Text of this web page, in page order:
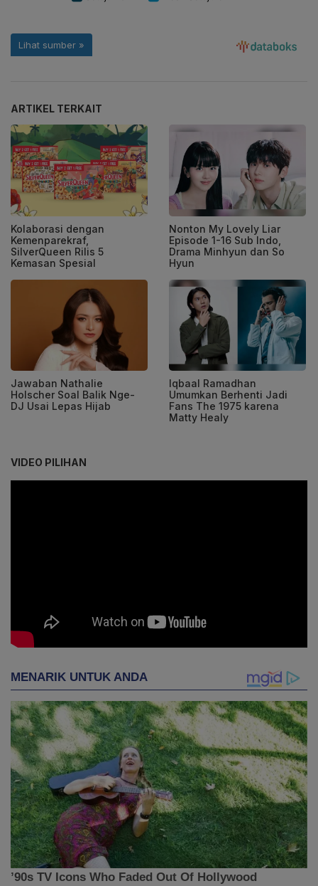
ARTIKEL TERKAIT
Kolaborasi dengan
Kemenparekraf,
SilverQueen Rilis 5
Kemasan Spesial
Nonton My Lovely Liar
Episode 1-16 Sub Indo,
Drama Minhyun dan So
Hyun
Jawaban Nathalie
Holscher Soal Balik Nge-
DJ Usai Lepas Hijab
Iqbaal Ramadhan
Umumkan Berhenti Jadi
Fans The 1975 karena
Matty Healy
VIDEO PILIHAN